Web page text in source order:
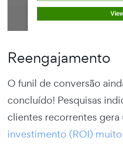
Reengajamento
O funil de conversão
concluído! Pesquisas
clientes recorrentes gera
investimento (ROI)